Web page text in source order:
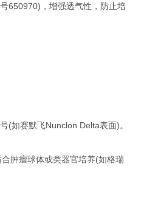
，增强透气性，防止培
赛默飞Nunclon Delta表面)‌。
肿瘤球体或类器官培养(如格瑞